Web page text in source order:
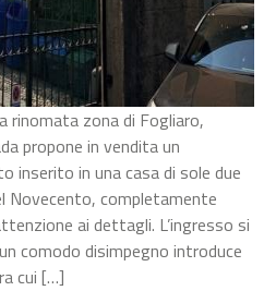
rinomata zona di Fogliaro,
propone in vendita un
inserito in una casa di sole due
Novecento, completamente
ai dettagli. L’ingresso si
comodo disimpegno introduce
cui […]